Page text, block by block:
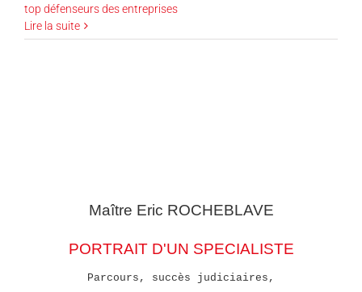
top défenseurs des entreprises
Lire la suite
Maître Eric ROCHEBLAVE
PORTRAIT D'UN SPECIALISTE
Parcours, succès judiciaires,